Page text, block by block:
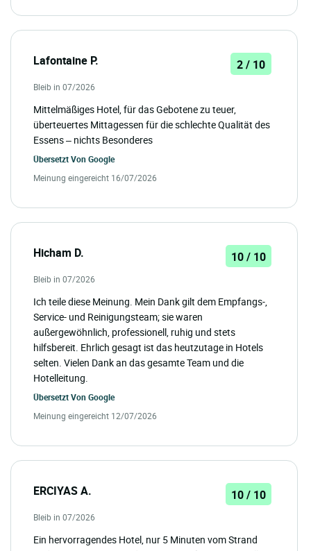
Lafontaine P. 2 / 10
Bleib in 07/2026
Mittelmäßiges Hotel, für das Gebotene zu teuer,
überteuertes Mittagessen für die schlechte Qualität des
Essens – nichts Besonderes
Übersetzt Von Google
Meinung eingereicht 16/07/2026
Hicham D. 10 / 10
Bleib in 07/2026
Ich teile diese Meinung. Mein Dank gilt dem Empfangs-,
Service- und Reinigungsteam; sie waren
außergewöhnlich, professionell, ruhig und stets
hilfsbereit. Ehrlich gesagt ist das heutzutage in Hotels
selten. Vielen Dank an das gesamte Team und die
Hotelleitung.
Übersetzt Von Google
Meinung eingereicht 12/07/2026
ERCIYAS A. 10 / 10
Bleib in 07/2026
Ein hervorragendes Hotel, nur 5 Minuten vom Strand